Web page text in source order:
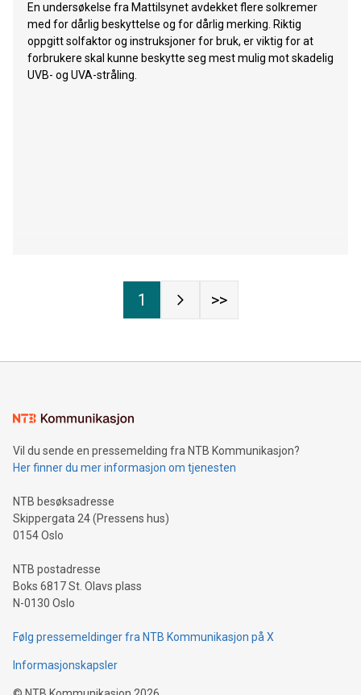
En undersøkelse fra Mattilsynet avdekket flere solkremer
med for dårlig beskyttelse og for dårlig merking. Riktig
oppgitt solfaktor og instruksjoner for bruk, er viktig for at
forbrukere skal kunne beskytte seg mest mulig mot skadelig
UVB- og UVA-stråling.
1 >>
Vil du sende en pressemelding fra NTB Kommunikasjon?
Her finner du mer informasjon om tjenesten
NTB besøksadresse
Skippergata 24 (Pressens hus)
0154 Oslo
NTB postadresse
Boks 6817 St. Olavs plass
N-0130 Oslo
Følg pressemeldinger fra NTB Kommunikasjon på X
Informasjonskapsler